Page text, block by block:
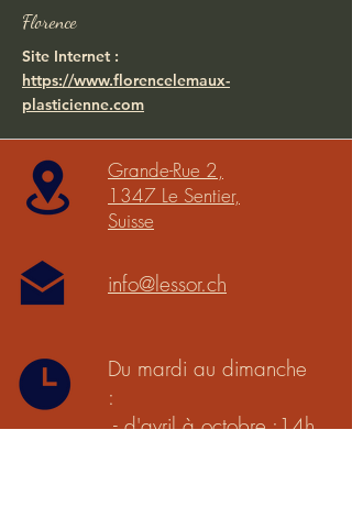
Florence
Site Internet :
https://www.florencelemaux-
plasticienne.com
Grande-Rue 2,
1347 Le Sentier,
Suisse
info@lessor.ch
Du mardi au dimanche
:
- d'avril à octobre :14h